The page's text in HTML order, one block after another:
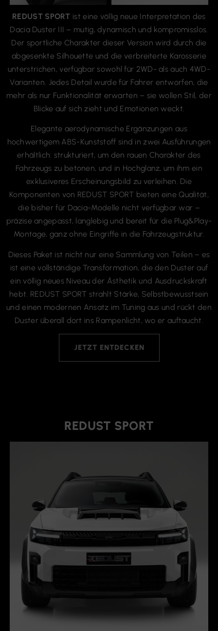
Dacia Duster III – mutig, dynamisch und kompromisslos.
Der sportliche Charakter dieser Version wird durch die
abgesenkte Silhouette und die verbreiterte Karosserie
unterstrichen, verfügbar sowohl für 2WD- als auch 4WD-
Varianten. Jedes Detail wurde für Fahrer entworfen, die
mehr als nur Funktionalität erwarten – sie wollen Stil, der
Blicke auf sich zieht und Emotionen weckt.
Elegante aerodynamische Ergänzungen aus
erhältlich: strukturiert, um den rauen Charakter des
Fahrzeugs zu betonen, und in Hochglanz, um ihm ein
exklusiveres Erscheinungsbild zu verleihen. Die
Komponenten von REDUST SPORT bieten eine Qualität,
die bisher für Dacia-Modelle nicht verfügbar war –
präzise angepasst, langlebig und bereit für die Plug&Play-
Montage, ganz ohne Eingriffe in die Fahrzeugstruktur.
Dieses Paket ist nicht nur eine Sammlung von Teilen – es
ein völlig neues Niveau der Ästhetik und Ausdruckskraft
hebt. REDUST SPORT strahlt Stärke, Selbstbewusstsein
und einen modernen Ansatz im Tuning aus und rückt den
Duster überall dort ins Rampenlicht, wo er auftaucht.
JETZT ENTDECKEN